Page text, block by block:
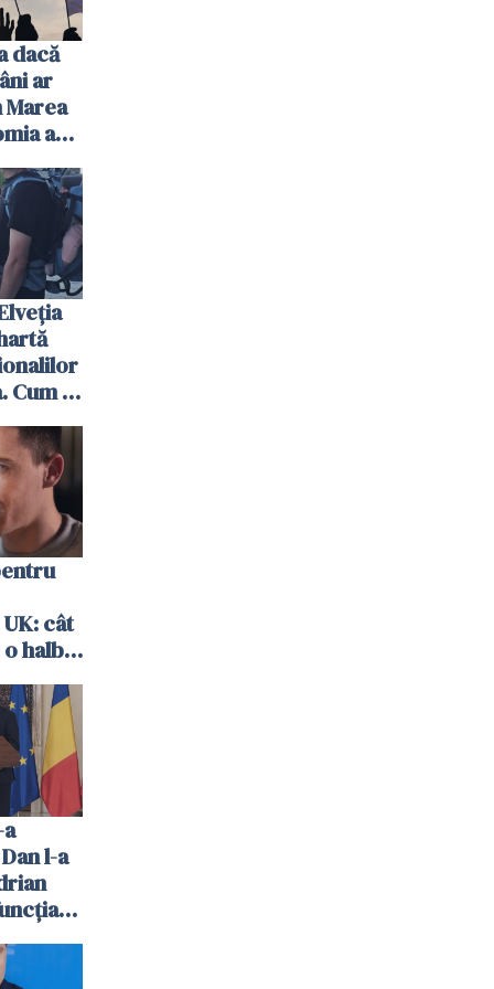
dacă
ar
ar
Cum îi
cât
halbă
l-a